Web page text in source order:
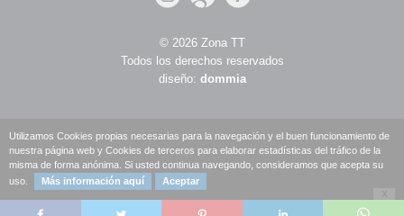
© 2026 Zona TT
Todos los derechos reservados
diseño: dommia
Utilizamos Cookies propias necesarias para la navegación y el buen funcionamiento de
nuestra página web y Cookies de terceros para elaborar estadísticas del tráfico de la
misma de forma anónima. Si usted continua navegando, consideramos que acepta su
uso.
Más información aquí Aceptar